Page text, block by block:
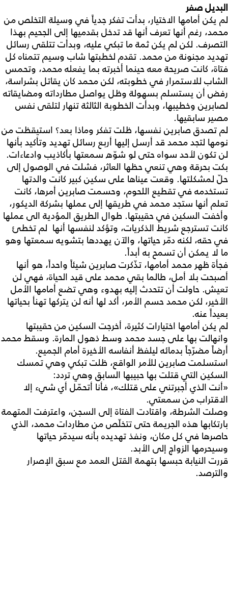
البديل صفر
لم يكن أمامها الاختيار، بدأت تفكر جدياً في وسيلة التخلص من
محمد، رغم أنها تعرف أنها قد تدخل بقدميها إلى الجحيم بهذا
التصرف. لكن لم يكن ثمة ما تبكي عليه، وبدأت تتلقى رسائل
تهديد مجنونة من محمد. تقدم لخطبتها شاب وسيم تتمناه كل
فتاة، كانت صريحة معه حينما أخبرته بما يفعله محمد، وتحمس
الشاب للاستمرار في خطوبته، لكن محمد كان يقاتل بشراسة،
رفض أن يستسلم بسهولة وظل يواصل مطارداته ومضايقاته
لصابرين وخطيبها، وبدأت الخطوبة الثالثة تنهار لتلقى نفس
مصير سابقيها.
لم تصدق صابرين نفسها، ظلت تفكر وماذا بعد؟ استيقظت من
نومها لتجد محمد قد أرسل إليها أربع رسائل تهديد وتأكيد بأنها
لن تكون لأحد سواه حتى لو شوّه سمعتها بأكاذيب وادعاءات.
بكت بحرقة وهي تنعي حظها العاثر، فشلت في الوصول إلى
حلّ لمشكلتها. وقعت عيناها على سكين كبير كانت والدتها
تستخدمه في تقطيع اللحوم، وحسمت صابرين أمرها، كانت
تعلم أنها ستجد محمد في طريقها إلى عملها بشركة الديكور،
وأخفت السكين في حقيبتها. طوال الطريق المؤدية الى عملها
كانت تسترجع شريط الذكريات، وتؤكد لنفسها أنها لم تخطئ
في حقه، لكنه دمّر حياتها، والآن يهددها بتشويه سمعتها وهو
ما لا يمكن أن تسمح به أبداً.
فجأة ظهر محمد أمامها، تذّكرت صابرين شيئاً واحداً، هو أنها
أصبحت بلا أمل، طالما بقي محمد على قيد الحياة، فهي لن
تعيش. حاولت أن تتحدث إليه بهدوء وهي تضع أمامها الأمل
الأخير، لكن محمد حسم الأمر، أكد لها أنه لن يتركها تهنأ بحياتها
بعيداً عنه.
لم يكن أمامها اختيارات كثيرة، أخرجت السكين من حقيبتها
وانهالت بها على جسد محمد وسط ذهول المارة. وسقط محمد
أرضاً مضرّجاً بدمائه ليلفظ أنفاسه الأخيرة أمام الجميع.
استسلمت صابرين للأمر الواقع، ظلت تبكي وهي تمسك
السكين التي قتلت بها حبيبها السابق وهي تردد:
«أنت الذي أجبرتني على قتلك»، فأنا أتحمّل أي شيء إلا
الاقتراب من سمعتي.
وصلت الشرطة، واقتادت الفتاة إلى السجن، واعترفت المتهمة
بارتكابها هذه الجريمة حتى تتخلّص من مطاردات محمد، الذي
حاصرها في كل مكان، ونفذ تهديده بأنه سيدمّر حياتها
وسيحرمها الزواج إلى الأبد.
قررت النيابة حبسها بتهمة القتل العمد مع سبق الإصرار
والترصد.